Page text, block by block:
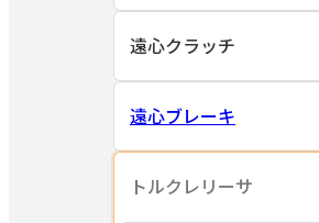
遠心クラッチ
遠心ブレーキ
トルクレリーサ